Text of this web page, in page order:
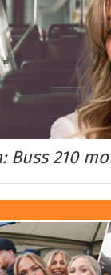
Buss 210